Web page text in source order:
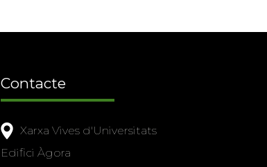
Contacte
Xarxa Vives d'Universitats
Edifici Àgora